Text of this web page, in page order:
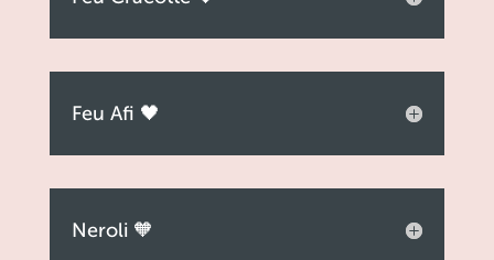
Feu Afi 🖤
Neroli 🧡